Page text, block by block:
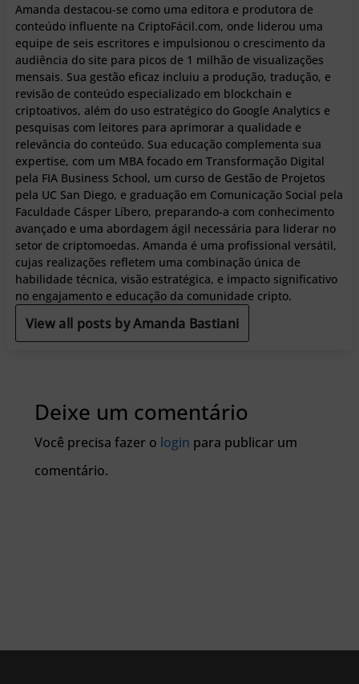
Amanda destacou-se como uma editora e produtora de
conteúdo influente na CriptoFácil.com, onde liderou uma
equipe de seis escritores e impulsionou o crescimento da
audiência do site para picos de 1 milhão de visualizações
mensais. Sua gestão eficaz incluiu a produção, tradução, e
revisão de conteúdo especializado em blockchain e
criptoativos, além do uso estratégico do Google Analytics e
pesquisas com leitores para aprimorar a qualidade e
relevância do conteúdo. Sua educação complementa sua
expertise, com um MBA focado em Transformação Digital
pela FIA Business School, um curso de Gestão de Projetos
pela UC San Diego, e graduação em Comunicação Social pela
Faculdade Cásper Líbero, preparando-a com conhecimento
avançado e uma abordagem ágil necessária para liderar no
setor de criptomoedas. Amanda é uma profissional versátil,
cujas realizações refletem uma combinação única de
habilidade técnica, visão estratégica, e impacto significativo
no engajamento e educação da comunidade cripto.
View all posts by Amanda Bastiani
Deixe um comentário
Você precisa fazer o login para publicar um
comentário.